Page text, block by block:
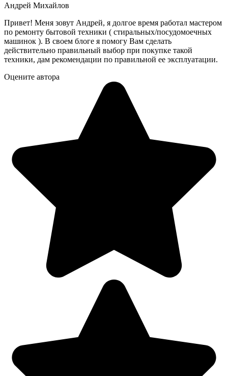
Андрей Михайлов
Привет! Меня зовут Андрей, я долгое время работал мастером
по ремонту бытовой техники ( стиральных/посудомоечных
машинок ). В своем блоге я помогу Вам сделать
действительно правильный выбор при покупке такой
техники, дам рекомендации по правильной ее эксплуатации.
Оцените автора